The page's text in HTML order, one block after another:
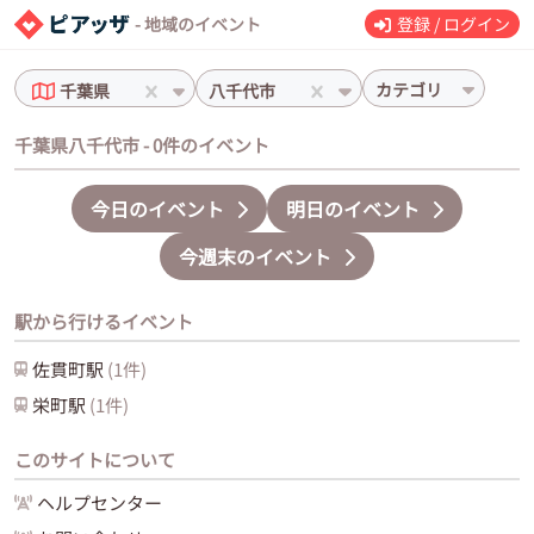
- 地域のイベント 登録 / ログイン
千葉県 八千代市 カテゴリ
千葉県八千代市 - 0件のイベント
今日のイベント
明日のイベント
今週末のイベント
駅から行けるイベント
佐貫町駅 (1件)
栄町駅 (1件)
このサイトについて
ヘルプセンター